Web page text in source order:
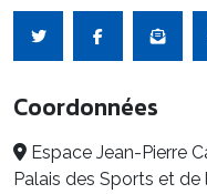
Coordonnées
Espace Jean-Pierre
Palais des Sports et de